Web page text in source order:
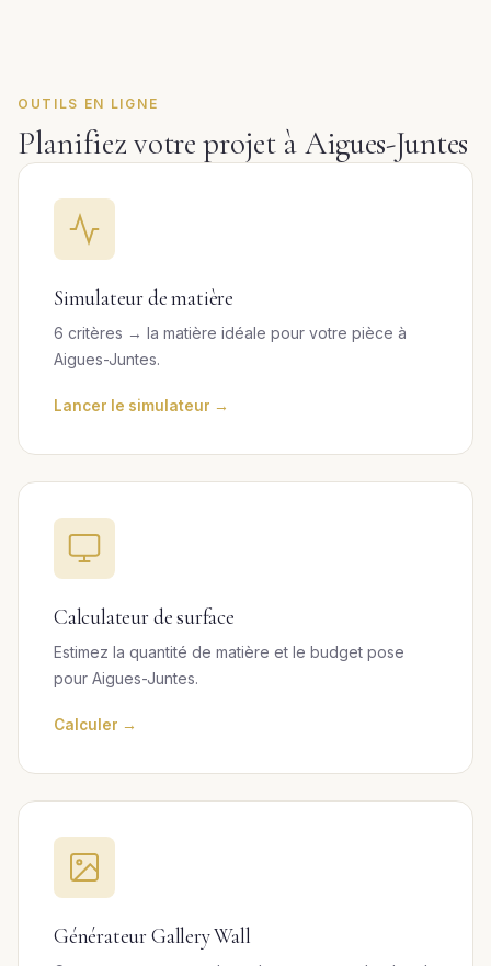
OUTILS EN LIGNE
Planifiez votre projet à Aigues-Juntes
Simulateur de matière
6 critères → la matière idéale pour votre pièce à
Aigues-Juntes.
Lancer le simulateur →
Calculateur de surface
Estimez la quantité de matière et le budget pose
pour Aigues-Juntes.
Calculer →
Générateur Gallery Wall